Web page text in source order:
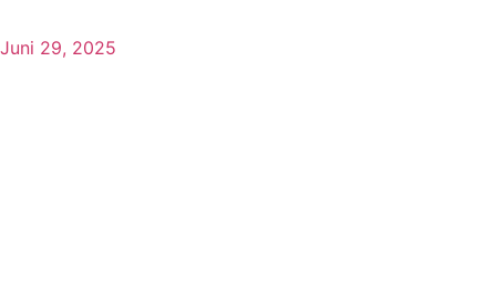
Juni 29, 2025